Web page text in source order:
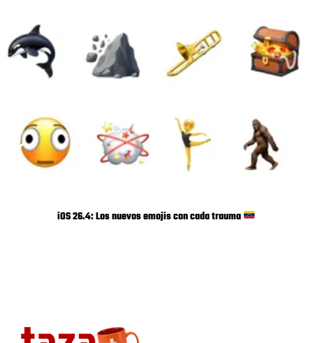
iOS 26.4: Los nuevos emojis con cada trauma